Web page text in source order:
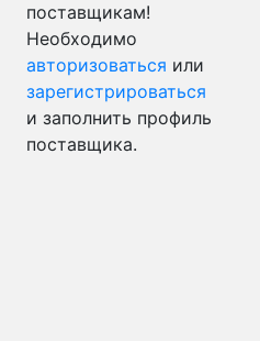
поставщикам!
Необходимо
авторизоваться или
зарегистрироваться
и заполнить профиль
поставщика.